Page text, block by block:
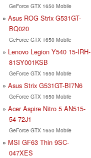
GeForce GTX 1650 Mobile
Asus ROG Strix G531GT-
BQ020
GeForce GTX 1650 Mobile
Lenovo Legion Y540 15-IRH-
81SY001KSB
GeForce GTX 1650 Mobile
Asus Strix G531GT-BI7N6
GeForce GTX 1650 Mobile
Acer Aspire Nitro 5 AN515-
54-72J1
GeForce GTX 1650 Mobile
MSI GF63 Thin 9SC-
047XES